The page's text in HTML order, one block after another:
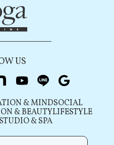
US
）
note youtubeline
& MINDSOCIAL
& BEAUTYLIFESTYLE
& SPA